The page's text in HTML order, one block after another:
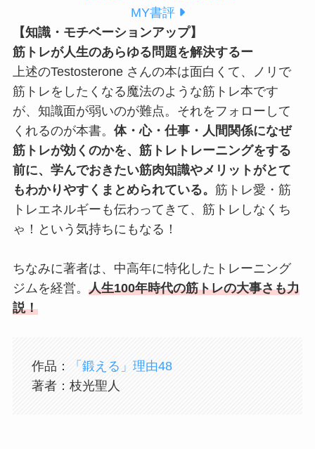
MY書評
【知識・モチベーションアップ】
筋トレが人生のあらゆる問題を解決するー
上述のTestosterone さんの本は面白くて、ノリで
筋トレをしたくなる魔法のような筋トレ本です
が、知識面が弱いのが難点。それをフォローして
くれるのが本書。 体・心・仕事・人間関係になぜ
筋トレが効くのかを、筋トレトレーニングをする
前に、学んでおきたい筋肉知識やメリットがとて
もわかりやすくまとめられている。 筋トレ愛・筋
トレエネルギーも伝わってきて、筋トレしなくち
ゃ！という気持ちにもなる！
ちなみに著者は、中高年に特化したトレーニング
ジムを経営。 人生100年時代の筋トレの大事さも力
説！
作品：
「鍛える」理由48
著者：枝光聖人